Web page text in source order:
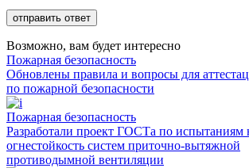
Возможно, вам будет интересно
Пожарная безопасность
Обновлены правила и вопросы для
по пожарной безопасности
Пожарная безопасность
Разработали проект ГОСТа по испытаниям
огнестойкость систем приточно-вытяжной
противодымной вентиляции